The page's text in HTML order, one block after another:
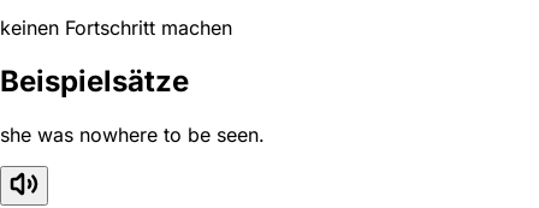
keinen Fortschritt machen
Beispielsätze
she was nowhere to be seen.